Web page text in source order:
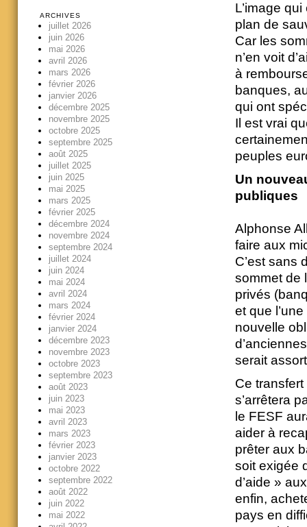
L’image
plan de
Car les
n’en voit
à
banques,
qui ont
Il est vrai
peuples
Un
publiques
Alphonse
faire aux
C’est sans
sommet de
privés
et que
nouvelle
serait
Ce
s’arrêtera
le FESF
aider à
prêter aux
soit exigée
d’aide »
enfin,
pays en
ARCHIVES
juillet 2026
juin 2026
mai 2026
avril 2026
mars 2026
février 2026
janvier 2026
décembre 2025
novembre 2025
octobre 2025
septembre 2025
août 2025
juillet 2025
juin 2025
mai 2025
mars 2025
février 2025
décembre 2024
novembre 2024
septembre 2024
juillet 2024
juin 2024
mai 2024
avril 2024
mars 2024
février 2024
janvier 2024
décembre 2023
novembre 2023
octobre 2023
septembre 2023
août 2023
juin 2023
mai 2023
avril 2023
mars 2023
février 2023
janvier 2023
octobre 2022
septembre 2022
août 2022
juin 2022
mai 2022